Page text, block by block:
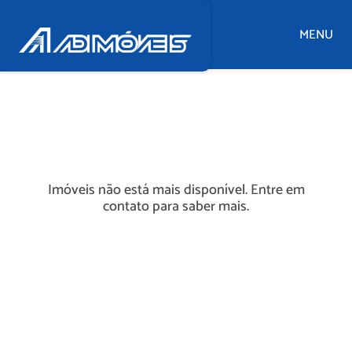
MENU
Imóveis não está mais disponível. Entre em
contato para saber mais.